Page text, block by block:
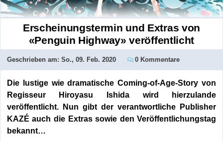
Erscheinungstermin und Extras von
«Penguin Highway» veröffentlicht
Geschrieben am: So., 09. Feb. 2020 0 Kommentare
Die lustige wie dramatische Coming-of-Age-Story von
Regisseur Hiroyasu Ishida wird hierzulande
veröffentlicht. Nun gibt der verantwortliche Publisher
KAZÉ auch die Extras sowie den Veröffentlichungstag
bekannt…